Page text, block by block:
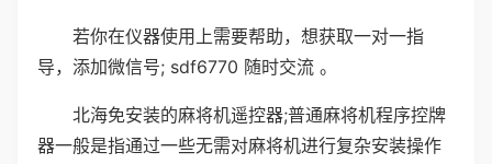
若你在仪器使用上需要帮助，想获取一对一指
导，添加微信号; sdf6770 随时交流 。
北海免安装的麻将机遥控器;普通麻将机程序控牌
器一般是指通过一些无需对麻将机进行复杂安装操作